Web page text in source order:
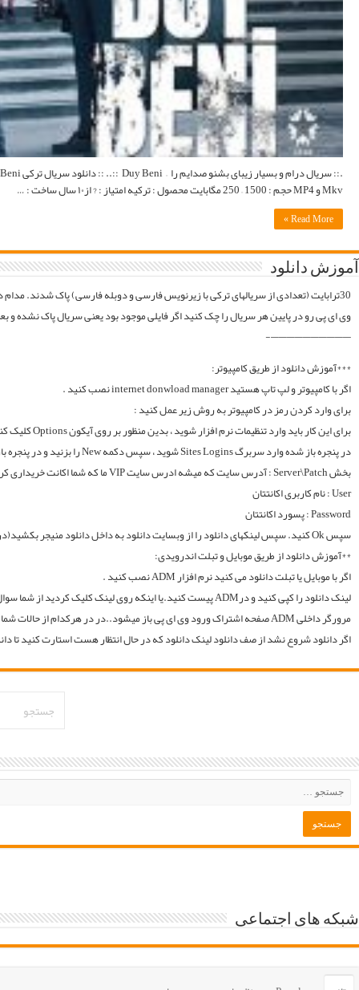
.:: سریال درام و بسیار زیبای بشنو صدایم را – Duy Beni ::.. :: دانلود سریال ترکی Duy Beni با زبان اصلی و لینک مستقیم با زیرنویس فارسی ::. اطلاعات کامل : Wikipedia | وبسایت رسمی | IMDb فرمت :
فایلارو گیر آوردیم دوباره آپلود میکنیم. قبل از خرید کردن اول فولدر سریال در سرور
لینک دانلود را کپی کنید و درADM پیست کنید.یا اینکه روی لینک کلیک کردید از شما سوال میکند با چه اپی دانلود شود و شما ADM را انتخاب میکنید.. سپس خود اپ از شما یوزر و پسوورد را سوال میکند یا در